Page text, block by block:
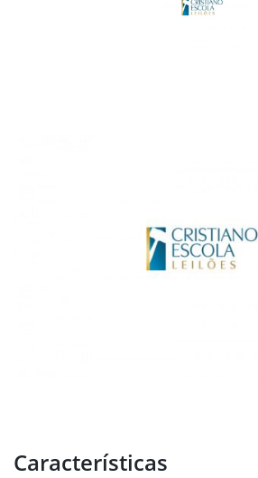
Características